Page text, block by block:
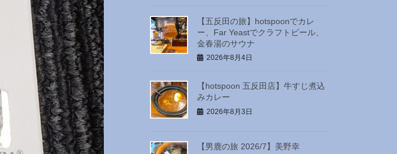
【五反田の旅】hotspoonでカレ
ー、Far Yeastでクラフトビール、
金春湯のサウナ
2026年8月4日
【hotspoon 五反田店】牛すじ煮込
みカレー
2026年8月3日
【男鹿の旅 2026/7】美野幸